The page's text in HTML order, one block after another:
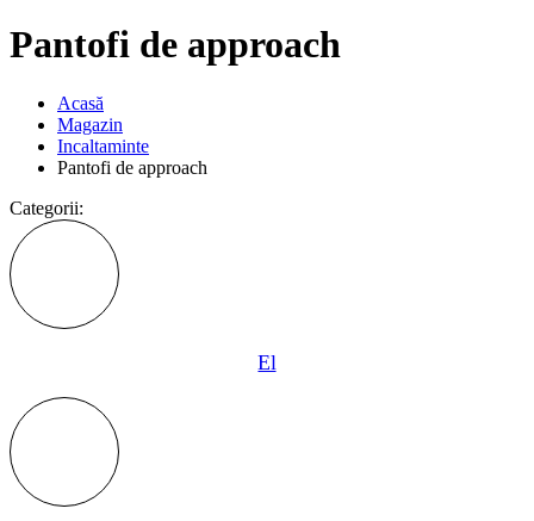
Pantofi de approach
Acasă
Magazin
Incaltaminte
Pantofi de approach
Categorii:
El